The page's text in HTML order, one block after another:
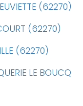
(62270)
(62270)
(62270)
LE BOUCQ